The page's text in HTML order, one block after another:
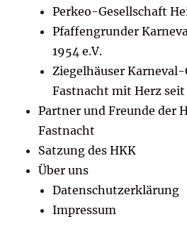
Perkeo-Gesellschaft
Pfaffengrunder
1954 e.V.
Ziegelhäuser
Fastnacht mit Herz seit
Partner und Freunde der
Fastnacht
Satzung des HKK
Über uns
Datenschutzerklärung
Impressum